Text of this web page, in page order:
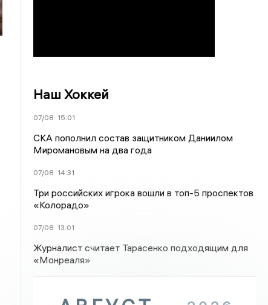
Наш Хоккей
07/08 15:01
СКА пополнил состав защитником Даниилом
Миромановым на два года
07/08 14:31
Три российских игрока вошли в топ-5 проспектов
«Колорадо»
07/08 13:01
Журналист считает Тарасенко подходящим для
«Монреаля»